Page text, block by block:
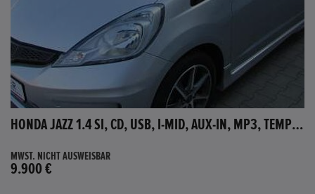
HONDA JAZZ 1.4 SI, CD, USB, I-MID, AUX-IN, MP3, TEMPOMAT
MWST. NICHT AUSWEISBAR
9.900 €